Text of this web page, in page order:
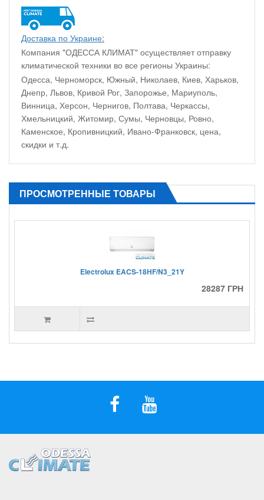
Доставка по Украине:
Компания "ОДЕССА КЛИМАТ" осуществляет отправку
климатической техники во все регионы Украины:
Одесса, Черноморск, Южный, Николаев, Киев, Харьков,
Днепр, Львов, Кривой Рог, Запорожье, Мариуполь,
Винница, Херсон, Чернигов, Полтава, Черкассы,
Хмельницкий, Житомир, Сумы, Черновцы, Ровно,
Каменское, Кропивницкий, Ивано-Франковск, цена,
скидки и т.д.
ПРОСМОТРЕННЫЕ ТОВАРЫ
Electrolux EACS-18HF/N3_21Y
28287 ГРН